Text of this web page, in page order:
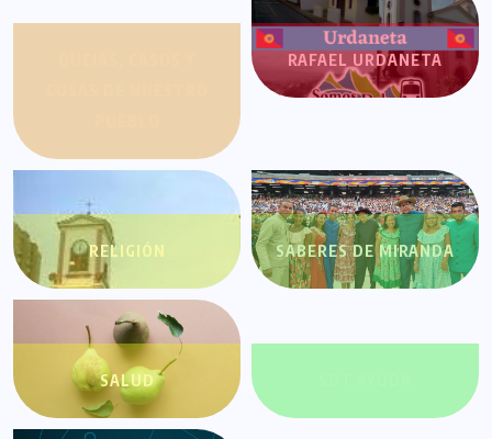
RAFAEL URDANETA
RELIGIÓN SABERES DE MIRANDA
SALUD